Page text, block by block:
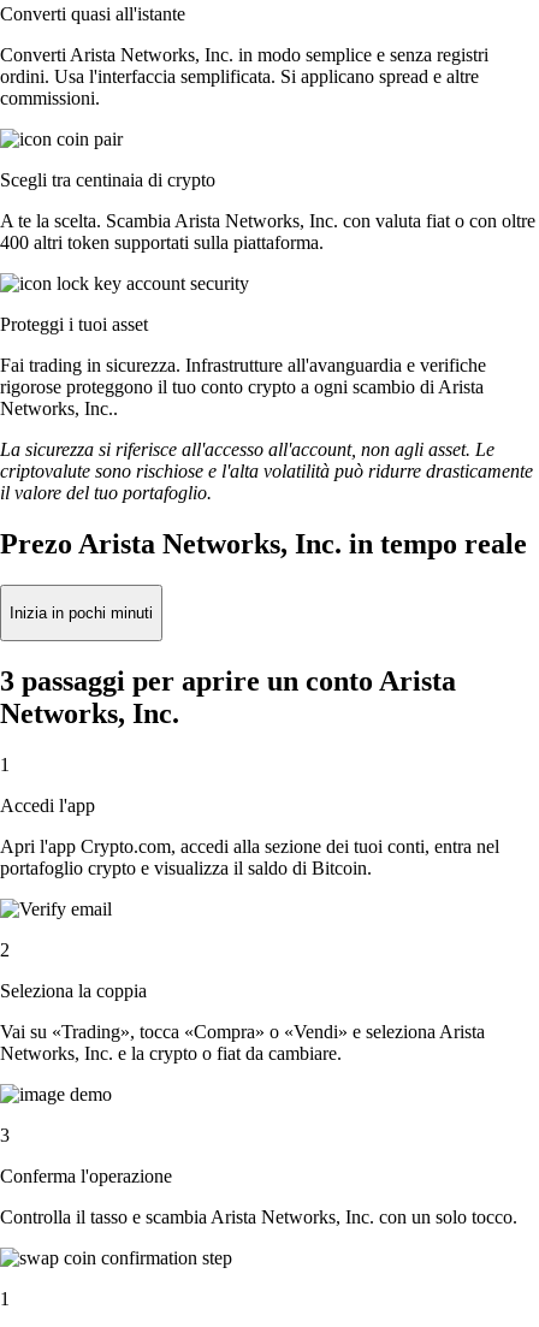
Converti quasi all'istante
Converti Arista Networks, Inc. in modo semplice e senza registri
ordini. Usa l'interfaccia semplificata. Si applicano spread e altre
commissioni.
Scegli tra centinaia di crypto
A te la scelta. Scambia Arista Networks, Inc. con valuta fiat o con oltre
400 altri token supportati sulla piattaforma.
Proteggi i tuoi asset
Fai trading in sicurezza. Infrastrutture all'avanguardia e verifiche
rigorose proteggono il tuo conto crypto a ogni scambio di Arista
Networks, Inc..
La sicurezza si riferisce all'accesso all'account, non agli asset. Le
criptovalute sono rischiose e l'alta volatilità può ridurre drasticamente
il valore del tuo portafoglio.
Prezo Arista Networks, Inc. in tempo reale
Inizia in pochi minuti
3 passaggi per aprire un conto Arista
Networks, Inc.
1
Accedi l'app
Apri l'app Crypto.com, accedi alla sezione dei tuoi conti, entra nel
portafoglio crypto e visualizza il saldo di Bitcoin.
2
Seleziona la coppia
Vai su «Trading», tocca «Compra» o «Vendi» e seleziona Arista
Networks, Inc. e la crypto o fiat da cambiare.
3
Conferma l'operazione
Controlla il tasso e scambia Arista Networks, Inc. con un solo tocco.
1